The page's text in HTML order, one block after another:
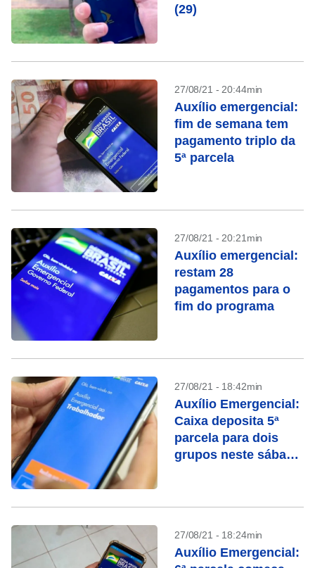
(29)
27/08/21 - 20:44min
Auxílio emergencial:
fim de semana tem
pagamento triplo da
5ª parcela
27/08/21 - 20:21min
Auxílio emergencial:
restam 28
pagamentos para o
fim do programa
27/08/21 - 18:42min
Auxílio Emergencial:
Caixa deposita 5ª
parcela para dois
grupos neste sábado
27/08/21 - 18:24min
Auxílio Emergencial: